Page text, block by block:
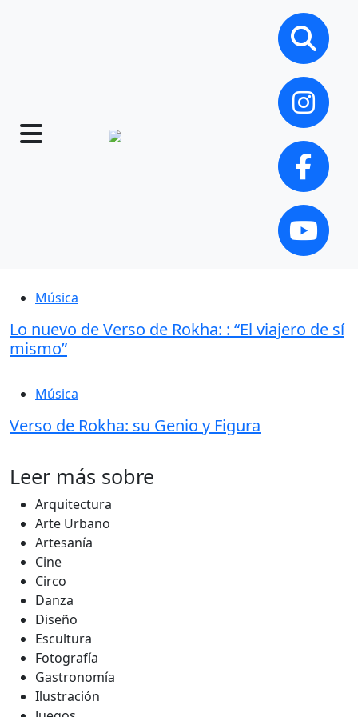
Música
Lo nuevo de Verso de Rokha: : “El viajero de sí
mismo”
Música
Verso de Rokha: su Genio y Figura
Leer más sobre
Arquitectura
Arte Urbano
Artesanía
Cine
Circo
Danza
Diseño
Escultura
Fotografía
Gastronomía
Ilustración